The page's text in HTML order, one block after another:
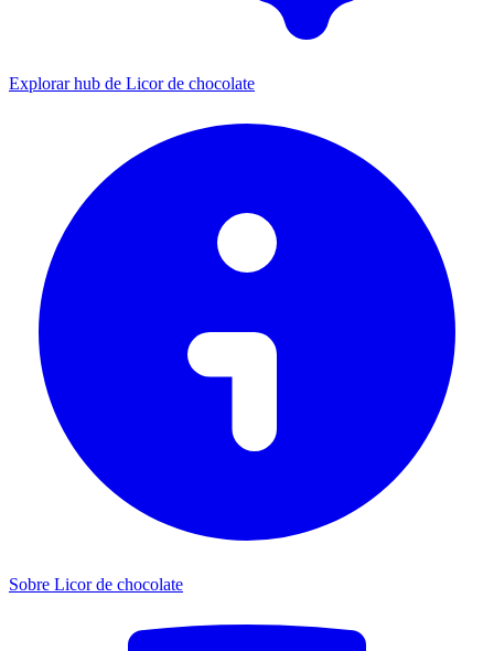
Explorar hub de Licor de chocolate
Sobre Licor de chocolate